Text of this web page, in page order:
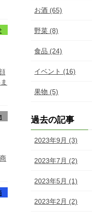
お酒 (65)
野菜 (8)
食品 (24)
イベント (16)
果物 (5)
過去の記事
2023年9月 (3)
2023年7月 (2)
2023年5月 (1)
2023年2月 (2)